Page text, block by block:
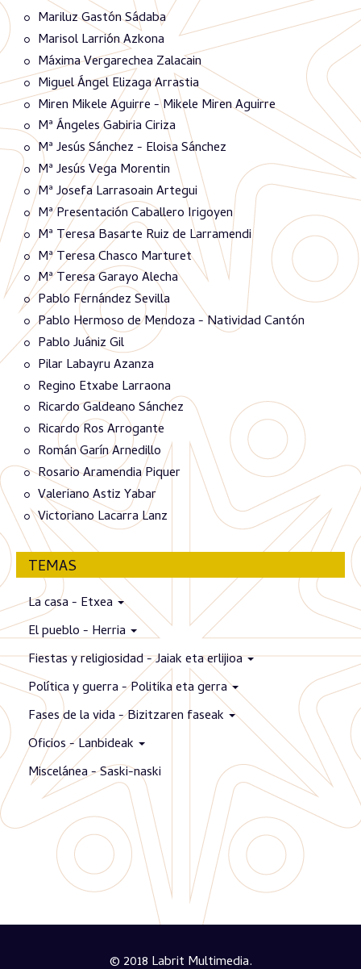
Mariluz Gastón Sádaba
Marisol Larrión Azkona
Máxima Vergarechea Zalacain
Miguel Ángel Elizaga Arrastia
Miren Mikele Aguirre - Mikele Miren Aguirre
Mª Ángeles Gabiria Ciriza
Mª Jesús Sánchez - Eloisa Sánchez
Mª Jesús Vega Morentin
Mª Josefa Larrasoain Artegui
Mª Presentación Caballero Irigoyen
Mª Teresa Basarte Ruiz de Larramendi
Mª Teresa Chasco Marturet
Mª Teresa Garayo Alecha
Pablo Fernández Sevilla
Pablo Hermoso de Mendoza - Natividad Cantón
Pablo Juániz Gil
Pilar Labayru Azanza
Regino Etxabe Larraona
Ricardo Galdeano Sánchez
Ricardo Ros Arrogante
Román Garín Arnedillo
Rosario Aramendia Piquer
Valeriano Astiz Yabar
Victoriano Lacarra Lanz
TEMAS
La casa - Etxea
El pueblo - Herria
Fiestas y religiosidad - Jaiak eta erlijioa
Política y guerra - Politika eta gerra
Fases de la vida - Bizitzaren faseak
Oficios - Lanbideak
Miscelánea - Saski-naski
© 2018 Labrit Multimedia.